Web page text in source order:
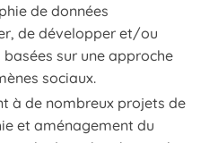
de données
de développer et/ou
sur une approche
sociaux.
à de nombreux projets de
et aménagement du